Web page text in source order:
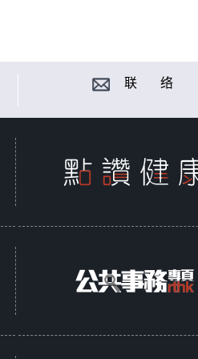
联 络